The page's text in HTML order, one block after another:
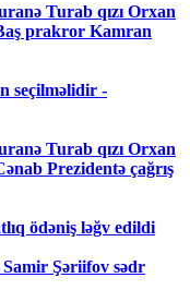
Turab qızı Orxan
prakror Kamran
seçilməlidir -
Turab qızı Orxan
Prezidentə çağrış
ödəniş ləğv edildi
Samir Şəriifov sədr